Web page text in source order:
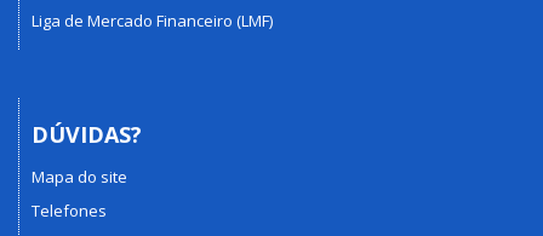
Liga de Mercado Financeiro (LMF)
DÚVIDAS?
Mapa do site
Telefones